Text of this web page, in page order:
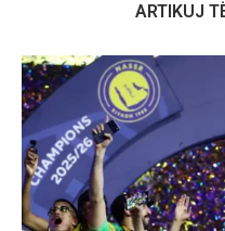
ARTIKUJ